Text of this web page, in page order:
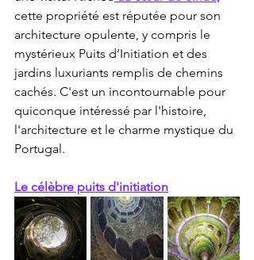
cette propriété est réputée pour son
architecture opulente, y compris le
mystérieux Puits d’Initiation et des
jardins luxuriants remplis de chemins
cachés. C'est un incontournable pour
quiconque intéressé par l'histoire,
l'architecture et le charme mystique du
Portugal.
Le célèbre puits d'initiation